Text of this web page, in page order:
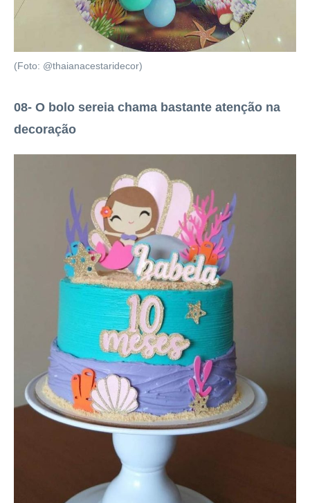
(Foto: @thaianacestaridecor)
08- O bolo sereia chama bastante atenção na
decoração